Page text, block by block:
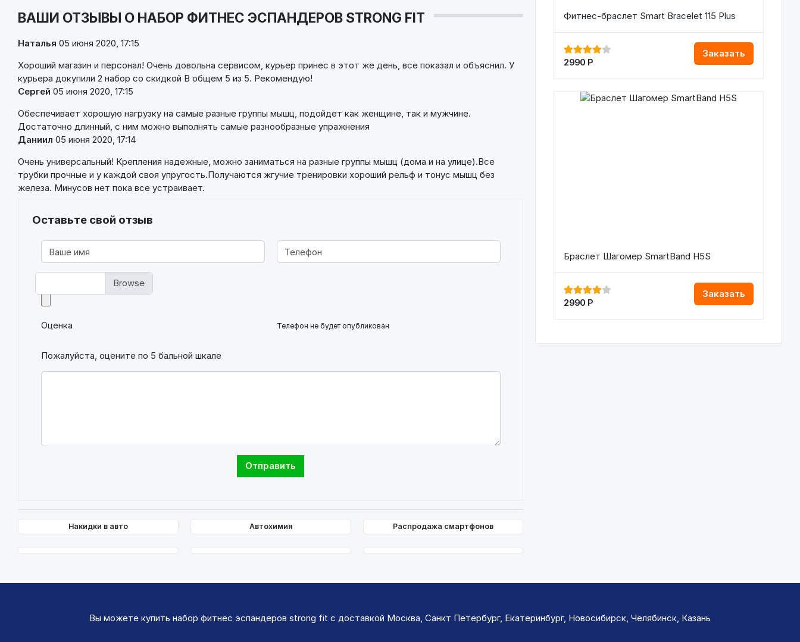
ВАШИ ОТЗЫВЫ О НАБОР ФИТНЕС ЭСПАНДЕРОВ STRONG FIT
Наталья 05 июня 2020, 17:15
Хороший магазин и персонал! Очень довольна сервисом, курьер принес в этот же день, все показал и объяснил. У
курьера докупили 2 набор со скидкой В общем 5 из 5. Рекомендую!
Сергей 05 июня 2020, 17:15
Обеспечивает хорошую нагрузку на самые разные группы мышц, подойдет как женщине, так и мужчине.
Достаточно длинный, с ним можно выполнять самые разнообразные упражнения
Даниил 05 июня 2020, 17:14
Очень универсальный! Крепления надежные, можно заниматься на разные группы мышц (дома и на улице).Все
трубки прочные и у каждой своя упругость.Получаются жгучие тренировки хороший рельф и тонус мышц без
железа. Минусов нет пока все устраивает.
Оставьте свой отзыв
Оценка
Пожалуйста, оцените по 5 бальной шкале
Телефон не будет опубликован
Накидки в авто Автохимия Распродажа смартфонов
Фитнес-браслет Smart Bracelet 115 Plus
Заказать
2990 Р
Браслет Шагомер SmartBand H5S
Заказать
2990 Р
Вы можете купить набор фитнес эспандеров strong fit с доставкой Москва, Санкт Петербург, Екатеринбург, Новосибирск, Челябинск, Казань